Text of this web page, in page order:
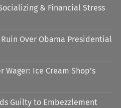
& Financial Stress
Over Obama Presidential
Wager: Ice Cream Shop’s
Guilty to Embezzlement